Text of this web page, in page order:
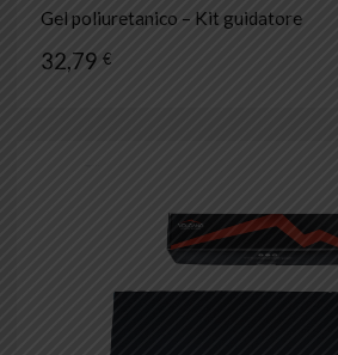
Gel poliuretanico – Kit guidatore
32,79 €